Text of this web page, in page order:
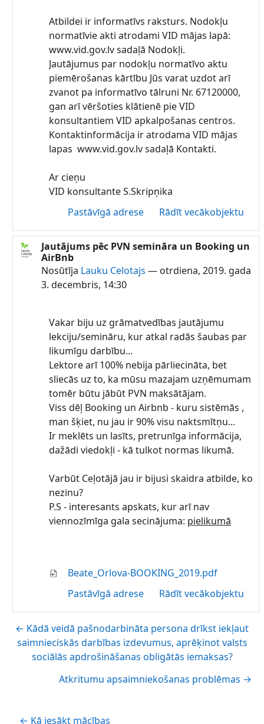
Atbildei ir informatīvs raksturs. Nodokļu
normatīvie akti atrodami VID mājas lapā:
www.vid.gov.lv sadaļā Nodokļi.
Jautājumus par nodokļu normatīvo aktu
piemērošanas kārtību Jūs varat uzdot arī
zvanot pa informatīvo tālruni Nr. 67120000,
gan arī vēršoties klātienē pie VID
konsultantiem VID apkalpošanas centros.
Kontaktinformācija ir atrodama VID mājas
lapas www.vid.gov.lv sadaļā Kontakti.
Ar cieņu
VID konsultante S.Skripņika
Pastāvīgā adrese
Rādīt vecākobjektu
Atbildot uz Lauku Celotajs
Jautājums pēc PVN semināra un Booking un
AirBnb
Nosūtīja Lauku Celotajs — otrdiena, 2019. gada
3. decembris, 14:30
Vakar biju uz grāmatvedības jautājumu
lekciju/semināru, kur atkal radās šaubas par
likumīgu darbību...
Lektore arī 100% nebija pārliecināta, bet
sliecās uz to, ka mūsu mazajam uzņēmumam
tomēr būtu jābūt PVN maksātājam.
Viss dēļ Booking un Airbnb - kuru sistēmās ,
man šķiet, nu jau ir 90% visu naktsmītņu...
Ir meklēts un lasīts, pretrunīga informācija,
dažādi viedokļi - kā tulkot normas likumā.
Varbūt Ceļotājā jau ir bijusi skaidra atbilde, ko
nezinu?
P.S - interesants apskats, kur arī nav
viennozīmīga gala secinājuma: pielikumā
Beate_Orlova-BOOKING_2019.pdf
Pastāvīgā adrese
Rādīt vecākobjektu
← Kādā veidā pašnodarbināta persona drīkst iekļaut
saimnieciskās darbības izdevumus, aprēķinot valsts
sociālās apdrošināšanas obligātās iemaksas?
Atkritumu apsaimniekošanas problēmas →
← Kā iesākt mācības